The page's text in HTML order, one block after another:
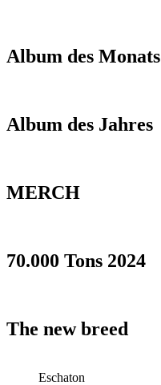
Album des Monats
Album des Jahres
MERCH
70.000 Tons 2024
The new breed
Eschaton